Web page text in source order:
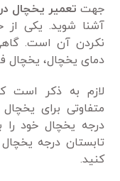
جهت تعمیر یخچال
آشنا شوید. یکی از
نکردن آن است.
دمای یخچال، یخچال
لازم به ذکر است
متفاوتی برای
کنید.